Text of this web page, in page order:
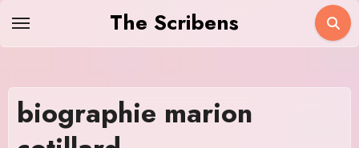
The Scribens
biographie marion